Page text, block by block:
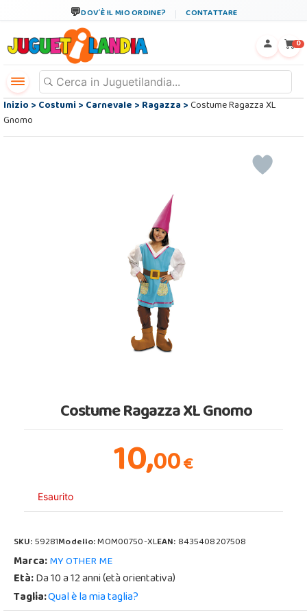
DOV´È IL MIO ORDINE? CONTATTARE
0
Inizio>Costumi>Carnevale>Ragazza>Costume Ragazza XL
Gnomo
Costume Ragazza XL Gnomo
10,00€
Esaurito
SKU:59281Modello:MOM00750-XLEAN:8435408207508
Marca:MY OTHER ME
Età:Da 10 a 12 anni (età orientativa)
Taglia:Qual è la mia taglia?